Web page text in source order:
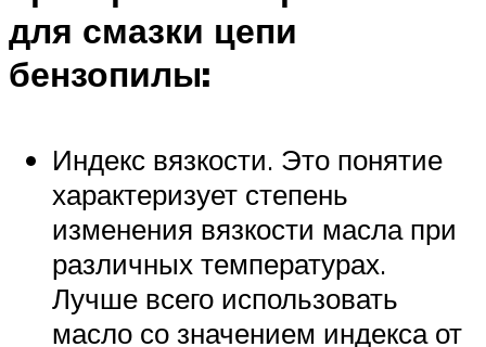
для смазки цепи
бензопилы:
Индекс вязкости. Это понятие
характеризует степень
изменения вязкости масла при
различных температурах.
Лучше всего использовать
масло со значением индекса от